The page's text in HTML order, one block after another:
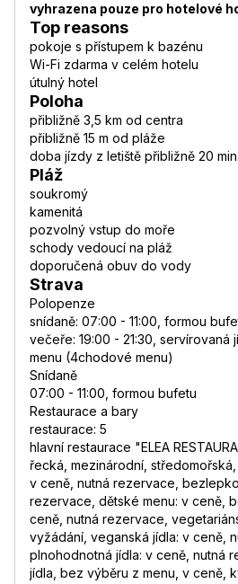
vyhrazena pouze pro hotelové
Top reasons
pokoje s přístupem k bazénu
Wi-Fi zdarma v celém hotelu
útulný hotel
Poloha
přibližně 3,5 km od centra
přibližně 15 m od pláže
doba jízdy z letiště přibližně 20 min.
Pláž
soukromý
kamenitá
pozvolný vstup do moře
schody vedoucí na pláž
doporučená obuv do vody
Strava
Polopenze
snídaně: 07:00 - 11:00, formou
večeře: 19:00 - 21:30, servírovaná
menu (4chodové menu)
Snídaně
07:00 - 11:00, formou bufetu
Restaurace a bary
restaurace: 5
hlavní restaurace "ELEA
řecká, mezinárodní,
v ceně, nutná rezervace,
rezervace, dětské menu: v ceně,
ceně, nutná rezervace,
vyžádání, veganská jídla: v ceně,
plnohodnotná jídla: v ceně, nutná
jídla, bez výběru z menu, v ceně,